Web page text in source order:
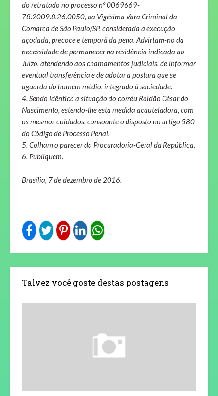
do retratado no processo nº 0069669-
78.2009.8.26.0050, da Vigésima Vara Criminal da
Comarca de São Paulo/SP, considerada a execução
açodada, precoce e temporã da pena. Advirtam-no da
necessidade de permanecer na residência indicada ao
Juízo, atendendo aos chamamentos judiciais, de informar
eventual transferência e de adotar a postura que se
aguarda do homem médio, integrado à sociedade.
4. Sendo idêntica a situação do corréu Roldão César do
Nascimento, estendo-lhe esta medida acauteladora, com
os mesmos cuidados, consoante o disposto no artigo 580
do Código de Processo Penal.
5. Colham o parecer da Procuradoria-Geral da República.
6. Publiquem.
Brasília, 7 de dezembro de 2016.
Talvez você goste destas postagens